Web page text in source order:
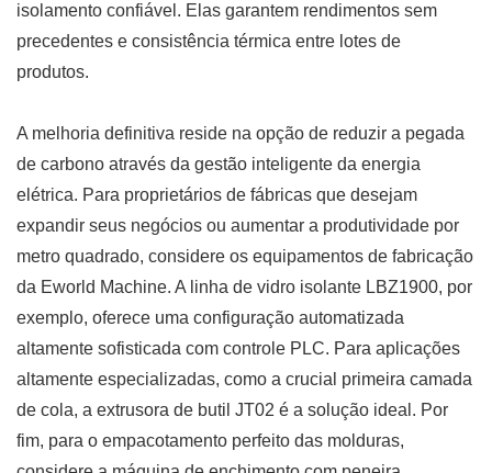
isolamento confiável. Elas garantem rendimentos sem
precedentes e consistência térmica entre lotes de
produtos.
A melhoria definitiva reside na opção de reduzir a pegada
de carbono através da gestão inteligente da energia
elétrica. Para proprietários de fábricas que desejam
expandir seus negócios ou aumentar a produtividade por
metro quadrado, considere os equipamentos de fabricação
da Eworld Machine. A linha de vidro isolante LBZ1900, por
exemplo, oferece uma configuração automatizada
altamente sofisticada com controle PLC. Para aplicações
altamente especializadas, como a crucial primeira camada
de cola, a extrusora de butil JT02 é a solução ideal. Por
fim, para o empacotamento perfeito das molduras,